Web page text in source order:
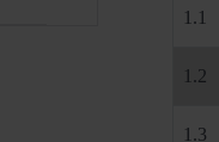
1.1
1.2
1.3